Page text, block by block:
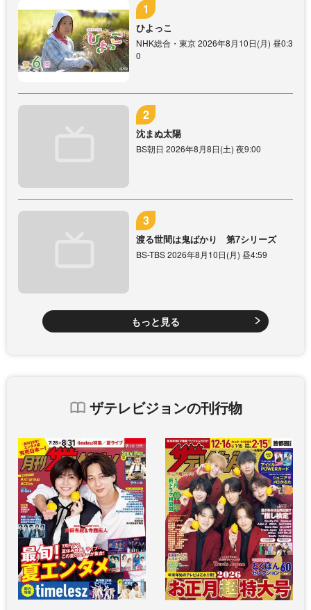
ひよっこ
NHK総合・東京 2026年8月10日(月) 昼0:3
0
沈まぬ太陽
BS朝日 2026年8月8日(土) 夜9:00
渡る世間は鬼ばかり 第7シリーズ
BS-TBS 2026年8月10日(月) 昼4:59
もっと見る
ザテレビジョンの刊行物